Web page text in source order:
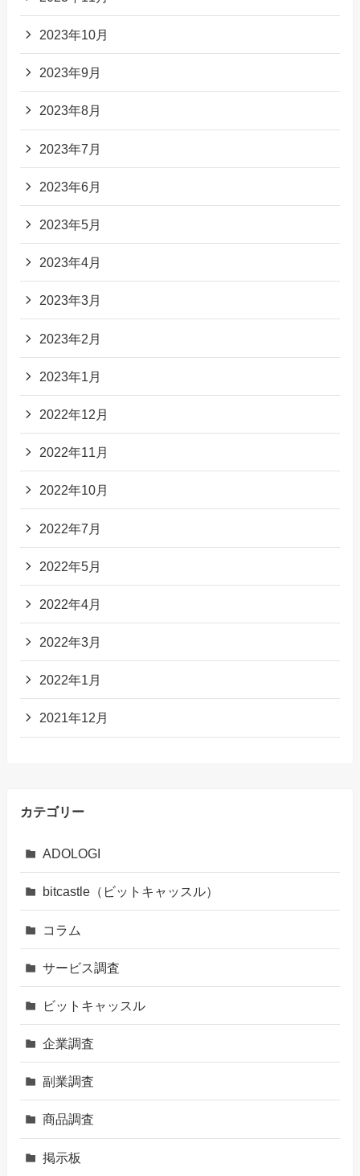
2023年10月
2023年9月
2023年8月
2023年7月
2023年6月
2023年5月
2023年4月
2023年3月
2023年2月
2023年1月
2022年12月
2022年11月
2022年10月
2022年7月
2022年5月
2022年4月
2022年3月
2022年1月
2021年12月
カテゴリー
ADOLOGI
bitcastle（ビットキャッスル）
コラム
サービス調査
ビットキャッスル
企業調査
副業調査
商品調査
掲示板